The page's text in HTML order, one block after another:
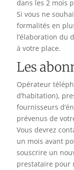
dans les 2 mois
Si vous ne
formalités en
l’élaboration du
à votre place.
Les
Opérateur
d’habitation),
fournisseurs
prévenus de
Vous devrez
un mois avant
souscrire un
prestataire pour